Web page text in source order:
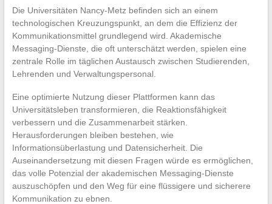
Die Universitäten Nancy-Metz befinden sich an einem
technologischen Kreuzungspunkt, an dem die Effizienz der
Kommunikationsmittel grundlegend wird. Akademische
Messaging-Dienste, die oft unterschätzt werden, spielen eine
zentrale Rolle im täglichen Austausch zwischen Studierenden,
Lehrenden und Verwaltungspersonal.
Eine optimierte Nutzung dieser Plattformen kann das
Universitätsleben transformieren, die Reaktionsfähigkeit
verbessern und die Zusammenarbeit stärken.
Herausforderungen bleiben bestehen, wie
Informationsüberlastung und Datensicherheit. Die
Auseinandersetzung mit diesen Fragen würde es ermöglichen,
das volle Potenzial der akademischen Messaging-Dienste
auszuschöpfen und den Weg für eine flüssigere und sicherere
Kommunikation zu ebnen.